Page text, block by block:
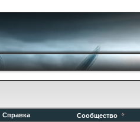
Справка Сообщество